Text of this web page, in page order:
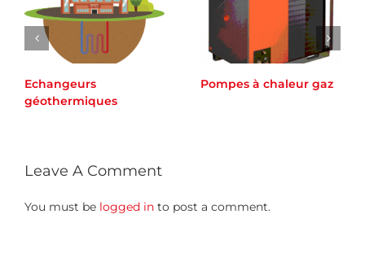
Echangeurs
géothermiques
Pompes à chaleur gaz
Leave A Comment
You must be logged in to post a comment.